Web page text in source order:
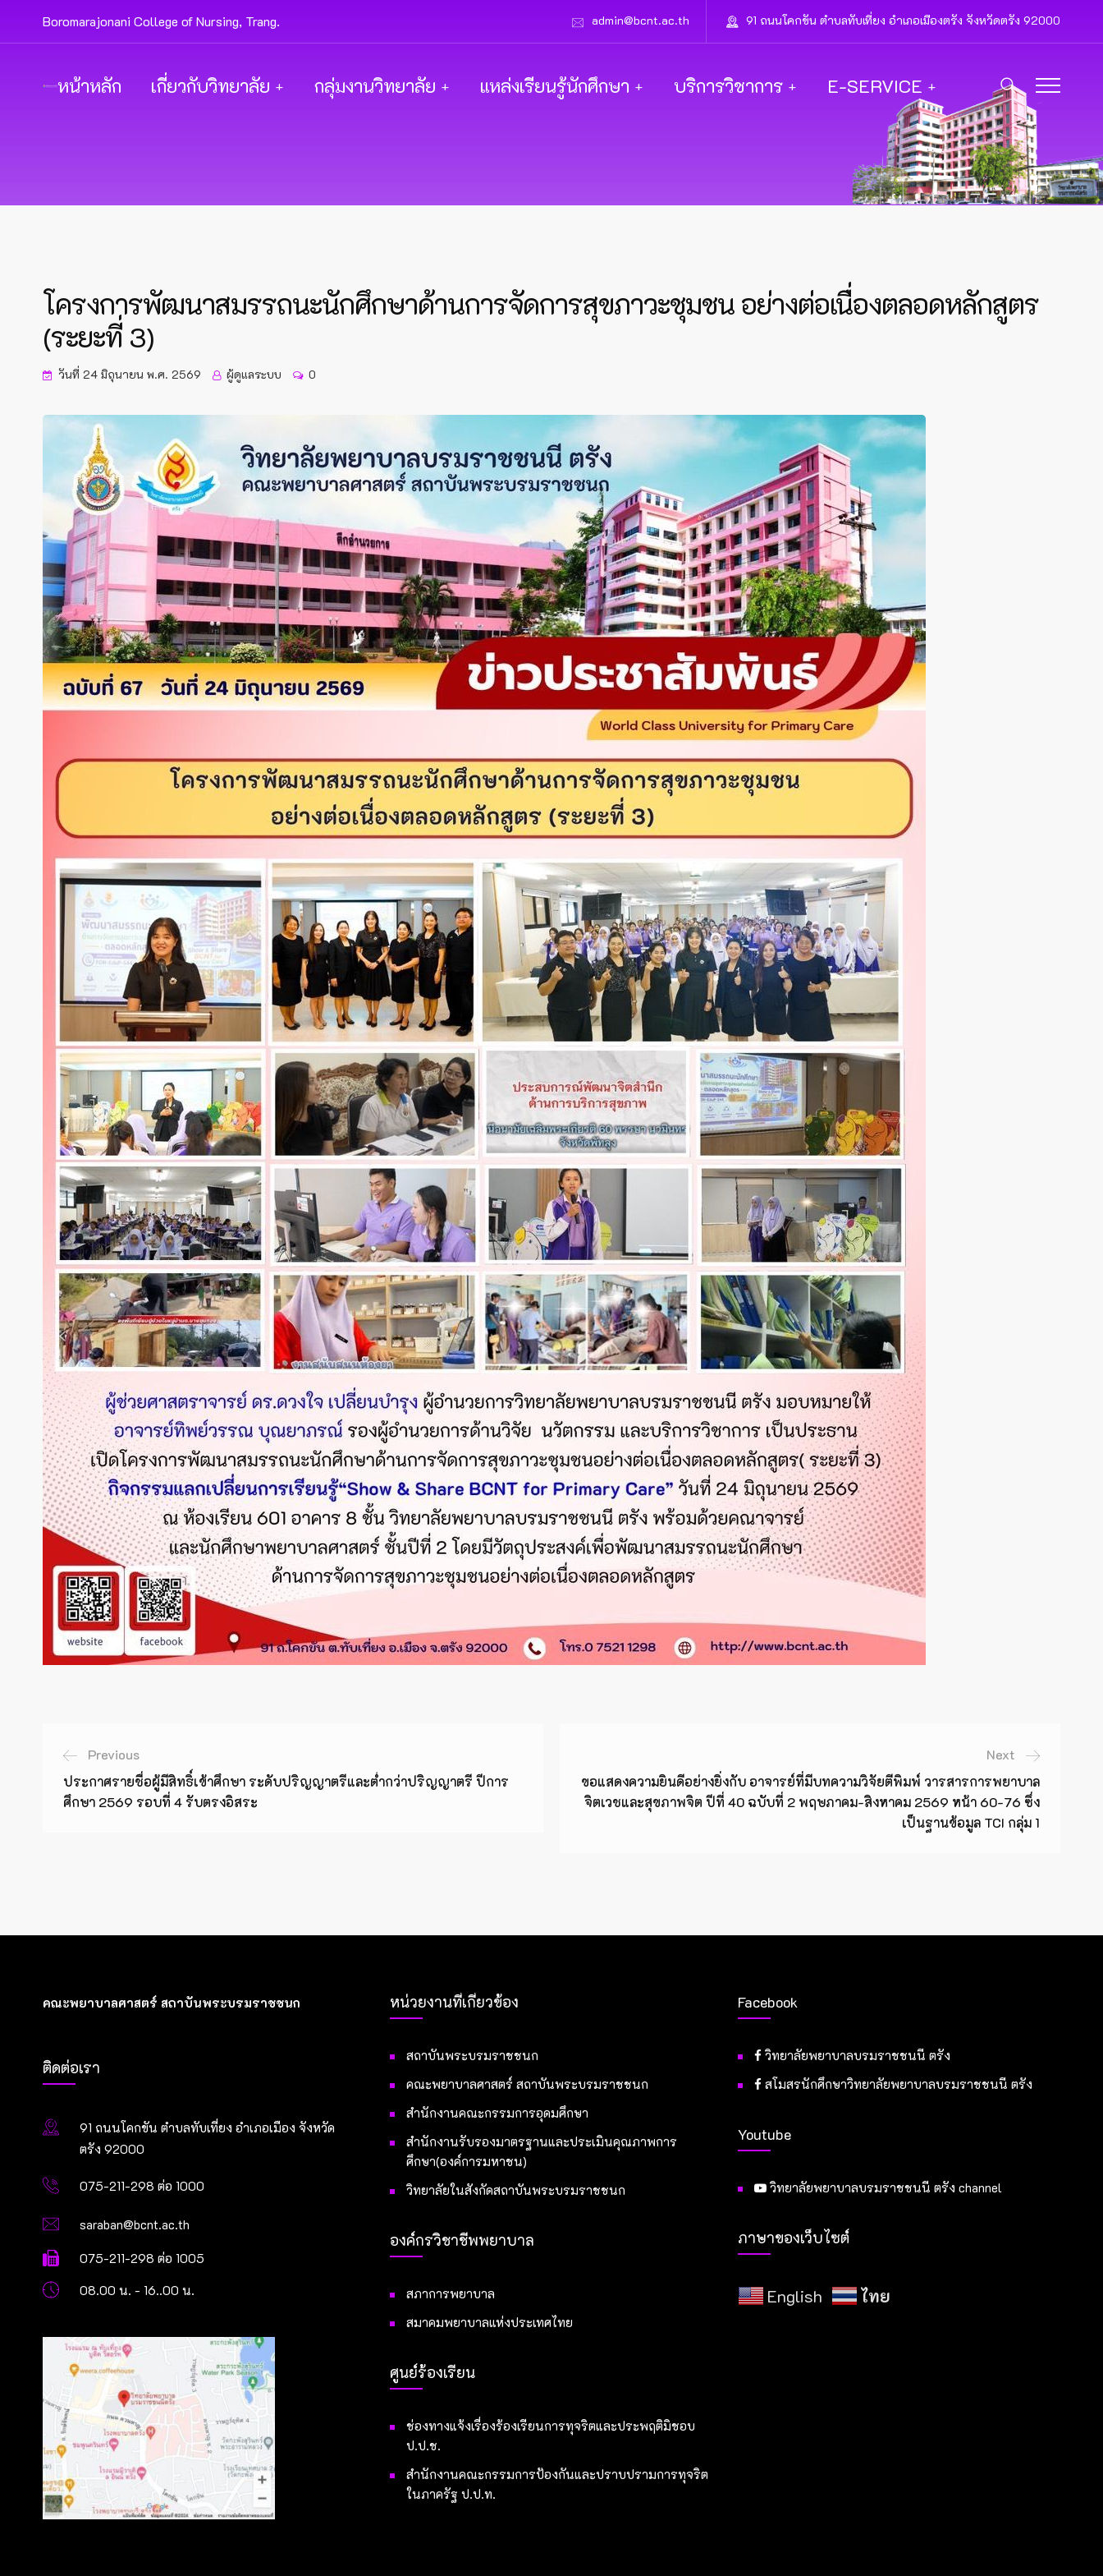
Boromarajonani College of Nursing, Trang. admin@bcnt.ac.th 91 ถนนโคกขัน ตำบลทับเที่ยง อำเภอเมืองตรัง จังหวัดตรัง 92000
หน้าหลัก เกี่ยวกับวิทยาลัย กลุ่มงานวิทยาลัย แหล่งเรียนรู้นักศึกษา บริการวิชาการ E-SERVICE
โครงการพัฒนาสมรรถนะนักศึกษาด้านการจัดการสุขภาวะชุมชน อย่างต่อเนื่องตลอดหลักสูตร
(ระยะที่ 3)
วันที่ 24 มิถุนายน พ.ศ. 2569 ผู้ดูแลระบบ 0
Previous
ประกาศรายชื่อผู้มีสิทธิ์เข้าศึกษา ระดับปริญญาตรีและต่ำกว่าปริญญาตรี ปีการ
ศึกษา 2569 รอบที่ 4 รับตรงอิสระ
Next
ขอแสดงความยินดีอย่างยิ่งกับ อาจารย์ที่มีบทความวิจัยตีพิมพ์ วารสารการพยาบาล
จิตเวชและสุขภาพจิต ปีที่ 40 ฉบับที่ 2 พฤษภาคม-สิงหาคม 2569 หน้า 60-76 ซึ่ง
เป็นฐานข้อมูล TCI กลุ่ม 1
คณะพยาบาลศาสตร์ สถาบันพระบรมราชชนก
ติดต่อเรา
91 ถนนโคกขัน ตำบลทับเที่ยง อำเภอเมือง จังหวัด
ตรัง 92000
075-211-298 ต่อ 1000
saraban@bcnt.ac.th
075-211-298 ต่อ 1005
08.00 น. - 16..00 น.
หน่วยงานที่เกี่ยวข้อง
สถาบันพระบรมราชชนก
คณะพยาบาลศาสตร์ สถาบันพระบรมราชชนก
สำนักงานคณะกรรมการอุดมศึกษา
สำนักงานรับรองมาตรฐานและประเมินคุณภาพการ
ศึกษา(องค์การมหาชน)
วิทยาลัยในสังกัดสถาบันพระบรมราชชนก
องค์กรวิชาชีพพยาบาล
สภาการพยาบาล
สมาคมพยาบาลแห่งประเทศไทย
ศูนย์ร้องเรียน
ช่องทางแจ้งเรื่องร้องเรียนการทุจริตและประพฤติมิชอบ
ป.ป.ช.
สำนักงานคณะกรรมการป้องกันและปราบปรามการทุจริต
ในภาครัฐ ป.ป.ท.
Facebook
วิทยาลัยพยาบาลบรมราชชนนี ตรัง
สโมสรนักศึกษาวิทยาลัยพยาบาลบรมราชชนนี ตรัง
Youtube
วิทยาลัยพยาบาลบรมราชชนนี ตรัง channel
ภาษาของเว็บไซต์
English ไทย